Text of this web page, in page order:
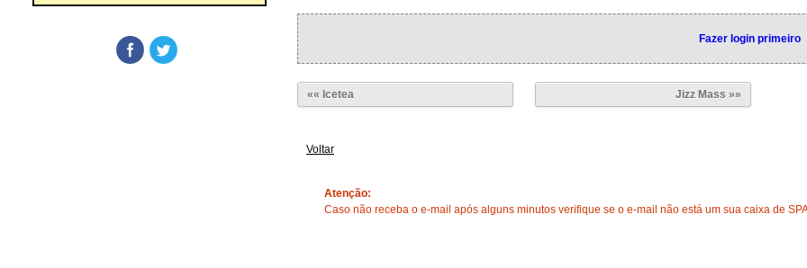
Fazer login primeiro
«« Icetea Jizz Mass »»
Voltar
Atenção:
Caso não receba o e-mail após alguns minutos verifique se o e-mail não está um sua caixa de